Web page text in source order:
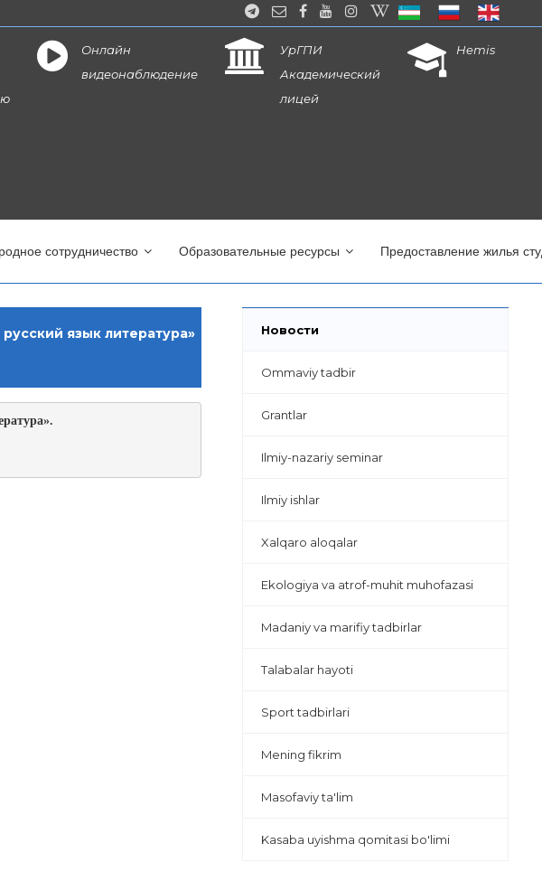
Онлайн
видеонаблюдение
УрГПИ
Академический
лицей
Hemis
сотрудничество Образовательные ресурсы Предоставление жилья
язык литература»
Новости
Ommaviy tadbir
Grantlar
Ilmiy-nazariy seminar
Ilmiy ishlar
Xalqaro aloqalar
Ekologiya va atrof-muhit muhofazasi
Madaniy va marifiy tadbirlar
Talabalar hayoti
Sport tadbirlari
Mening fikrim
Masofaviy ta'lim
Kasaba uyishma qomitasi bo'limi